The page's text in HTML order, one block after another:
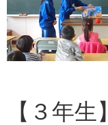
【３年生】